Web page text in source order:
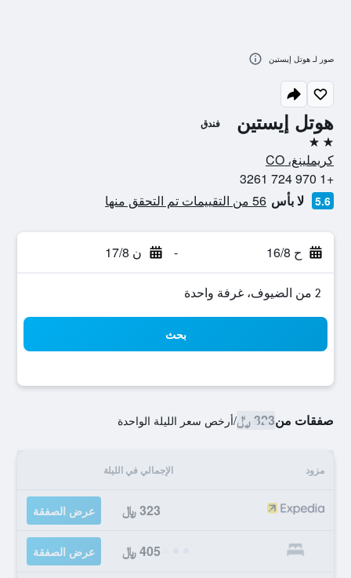
هوتل إيستين فندق
2 نجمتين
كريملينغ، CO
+1 970 724 3261
5.6 لا بأس 56 من التقييمات تم التحقق منها
ح 16/8 - ن 17/8
2 من الضيوف، غرفة واحدة
بحث
صفقات من323 ﷼ /أرخص سعر الليلة الواحدة
مزود الإجمالي في الليلة
323 ﷼ عرض الصفقة
405 ﷼ عرض الصفقة
صور لـ هوتل إيستين